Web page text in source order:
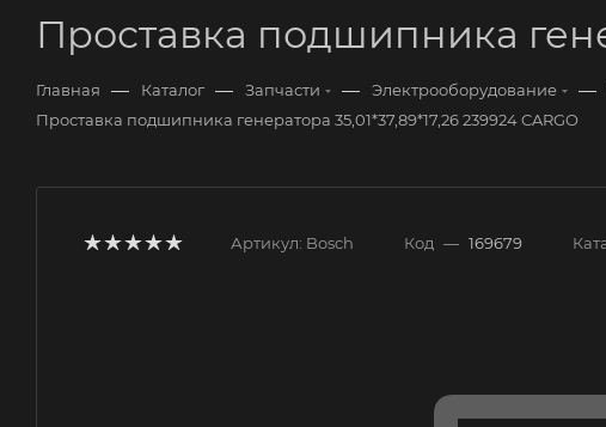
Проставка подшипника
Главная — Каталог — Запчасти — Электрооборудование —
Проставка подшипника генератора 35,01*37,89*17,26 239924 CARGO
Артикул: Bosch Код — 169679